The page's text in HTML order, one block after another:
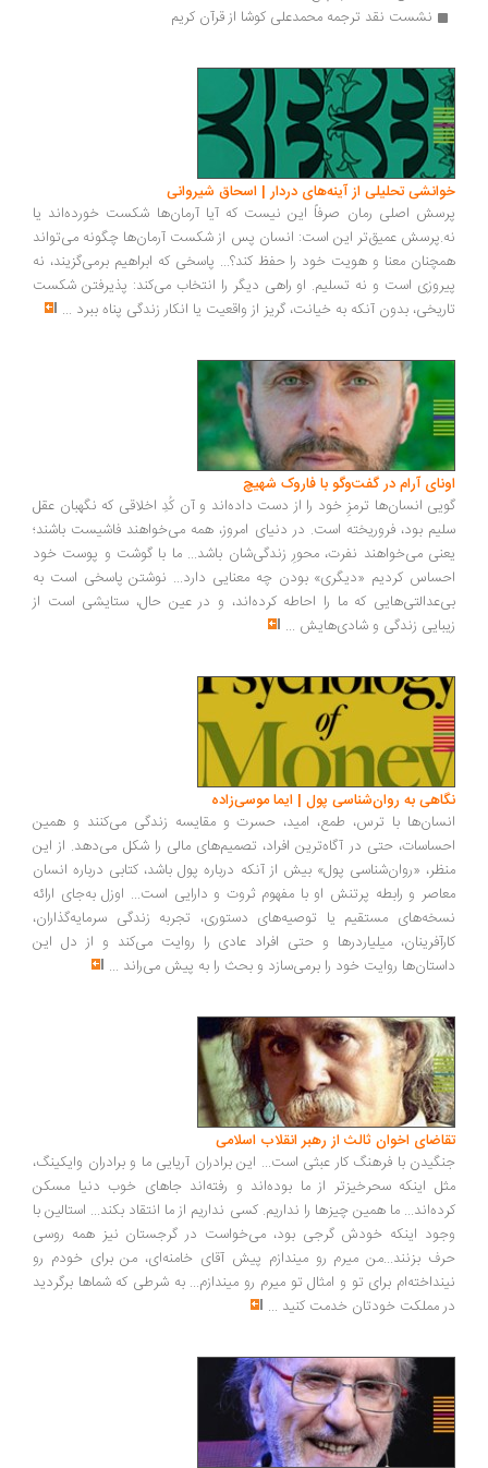
نشست نقد ترجمه محمدعلی کوشا از قرآن کریم
تحلیلی از آینه‌های دردار | اسحاق شیروانی
اصلی رمان صرفاً این نیست که آیا آرمان‌ها شکست خورده‌اند یا
عمیق‌تر این است: انسان پس از شکست آرمان‌ها چگونه می‌تواند
معنا و هویت خود را حفظ کند؟... پاسخی که ابراهیم برمی‌گزیند، نه
است و نه تسلیم. او راهی دیگر را انتخاب می‌کند: پذیرفتن شکست
بدون آنکه به خیانت، گریز از واقعیت یا انکار زندگی پناه ببرد...
آرام در گفت‌وگو با فاروک شهیچ‭
انسان‌ها ترمزِ خود را از دست داده‌اند و آن کُدِ اخلاقی که نگهبان عقل
بود، فروریخته است. در دنیای امروز، همه می‌خواهند فاشیست باشند؛
می‌خواهند نفرت، محورِ زندگی‌شان باشد... ما با گوشت و پوست خود
کردیم «دیگری» بودن چه معنایی دارد... نوشتن پاسخی است به
که ما را احاطه کرده‌اند، و در عین حال، ستایشی است از
زندگی و شادی‌هایش...
به روان‌شناسی پول | ایما موسی‌زاده
با ترس، طمع، امید، حسرت و مقایسه زندگی می‌کنند و همین
حتی در آگاه‌ترین افراد، تصمیم‌های مالی را شکل می‌دهد. از این
«روان‌شناسی پول» بیش از آنکه درباره پول باشد، کتابی درباره انسان
و رابطه پرتنش او با مفهوم ثروت و دارایی است... اوزل به‌جای ارائه
مستقیم یا توصیه‌های دستوری، تجربه زندگی سرمایه‌گذاران،
میلیاردرها و حتی افراد عادی را روایت می‌کند و از دل این
روایت خود را برمی‌سازد و بحث را به پیش می‌راند ...
اخوان ثالث از رهبر انقلاب اسلامی
با فرهنگ کار عبثی است... این برادران آریایی ما و برادران وایکینگ،
اینکه سحرخیزتر از ما بوده‌اند و رفته‌اند جاهای خوب دنیا مسکن
ما همین چیزها را نداریم. کسی نداریم از ما انتقاد بکند... استالین با
اینکه خودش گرجی بود، می‌خواست در گرجستان نیز همه روسی
بزنند...من میرم رو میندازم پیش آقای خامنه‌ای، من برای خودم رو
برای تو و امثال تو میرم رو میندازم... به شرطی که شماها برگردید
مملکت خودتان خدمت کنید...